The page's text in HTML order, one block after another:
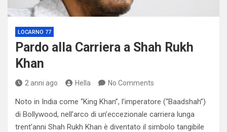
LOCARNO 77
Pardo alla Carriera a Shah Rukh
Khan
2 anni ago Hella No Comments
Noto in India come “King Khan”, l’imperatore (“Baadshah”)
di Bollywood, nell’arco di un’eccezionale carriera lunga
trent’anni Shah Rukh Khan è diventato il simbolo tangibile